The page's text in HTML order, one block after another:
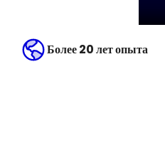
Более 20 лет опыта